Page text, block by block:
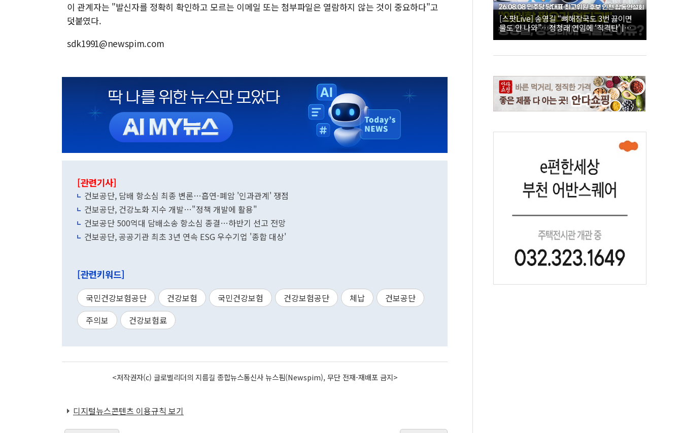
이 관계자는 "발신자를 정확히 확인하고 모르는 이메일 또는 첨부파일은 열람하지 않는 것이 중요하다"고
덧붙였다.
sdk1991@newspim.com
[관련기사]
건보공단, 담배 항소심 최종 변론…흡연-폐암 '인과관계' 쟁점
건보공단, 건강노화 지수 개발…"정책 개발에 활용"
건보공단 500억대 담배소송 항소심 종결…하반기 선고 전망
건보공단, 공공기관 최초 3년 연속 ESG 우수기업 '종합 대상'
[관련키워드]
국민건강보험공단 건강보험 국민건강보험 건강보험공단 체납
건보공단
주의보
건강보험료
<저작권자(c) 글로벌리더의 지름길 종합뉴스통신사 뉴스핌(Newspim), 무단 전재-재배포 금지>
디지털뉴스콘텐츠 이용규칙 보기
[스팟Live] 송영길 “뼈해장국도 3번 끓이면
물도 안 나와”…정청래 연임에 ‘직격탄’ |
26.08.08 더불어민주당 당대표·최고위원 후